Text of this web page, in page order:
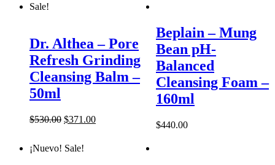
Sale!
Dr. Althea – Pore
Refresh Grinding
Cleansing Balm –
50ml
$530.00 $371.00
Beplain – Mung
Bean pH-
Balanced
Cleansing Foam –
160ml
$440.00
¡Nuevo! Sale!